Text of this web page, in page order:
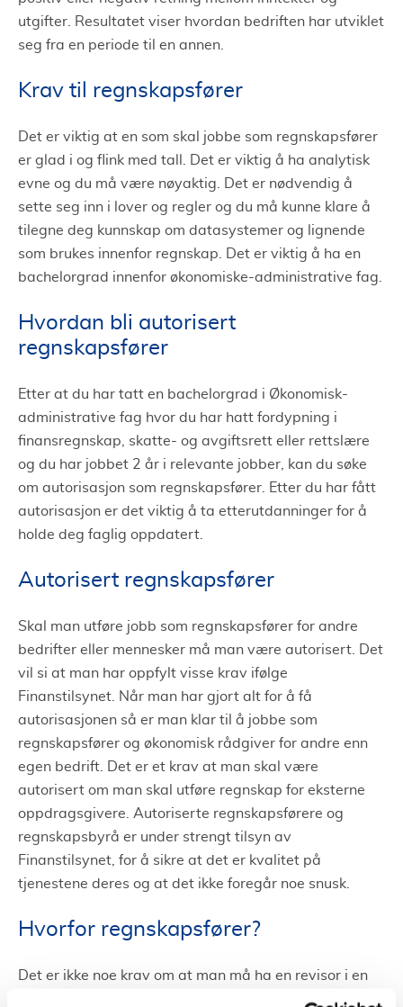
utgifter. Resultatet viser hvordan bedriften har utviklet
seg fra en periode til en annen.
Krav til regnskapsfører
Det er viktig at en som skal jobbe som regnskapsfører
er glad i og flink med tall. Det er viktig å ha analytisk
evne og du må være nøyaktig. Det er nødvendig å
sette seg inn i lover og regler og du må kunne klare å
tilegne deg kunnskap om datasystemer og lignende
som brukes innenfor regnskap. Det er viktig å ha en
bachelorgrad innenfor økonomiske-administrative fag.
Hvordan bli autorisert
regnskapsfører
Etter at du har tatt en bachelorgrad i Økonomisk-
administrative fag hvor du har hatt fordypning i
finansregnskap, skatte- og avgiftsrett eller rettslære
og du har jobbet 2 år i relevante jobber, kan du søke
om autorisasjon som regnskapsfører. Etter du har fått
autorisasjon er det viktig å ta etterutdanninger for å
holde deg faglig oppdatert.
Autorisert regnskapsfører
Skal man utføre jobb som regnskapsfører for andre
bedrifter eller mennesker må man være autorisert. Det
vil si at man har oppfylt visse krav ifølge
Finanstilsynet. Når man har gjort alt for å få
autorisasjonen så er man klar til å jobbe som
regnskapsfører og økonomisk rådgiver for andre enn
egen bedrift. Det er et krav at man skal være
autorisert om man skal utføre regnskap for eksterne
oppdragsgivere. Autoriserte regnskapsførere og
regnskapsbyrå er under strengt tilsyn av
Finanstilsynet, for å sikre at det er kvalitet på
tjenestene deres og at det ikke foregår noe snusk.
Hvorfor regnskapsfører?
Det er ikke noe krav om at man må ha en revisor i en
bedrift, men det er anbefalt. Selvfølgelig er dette